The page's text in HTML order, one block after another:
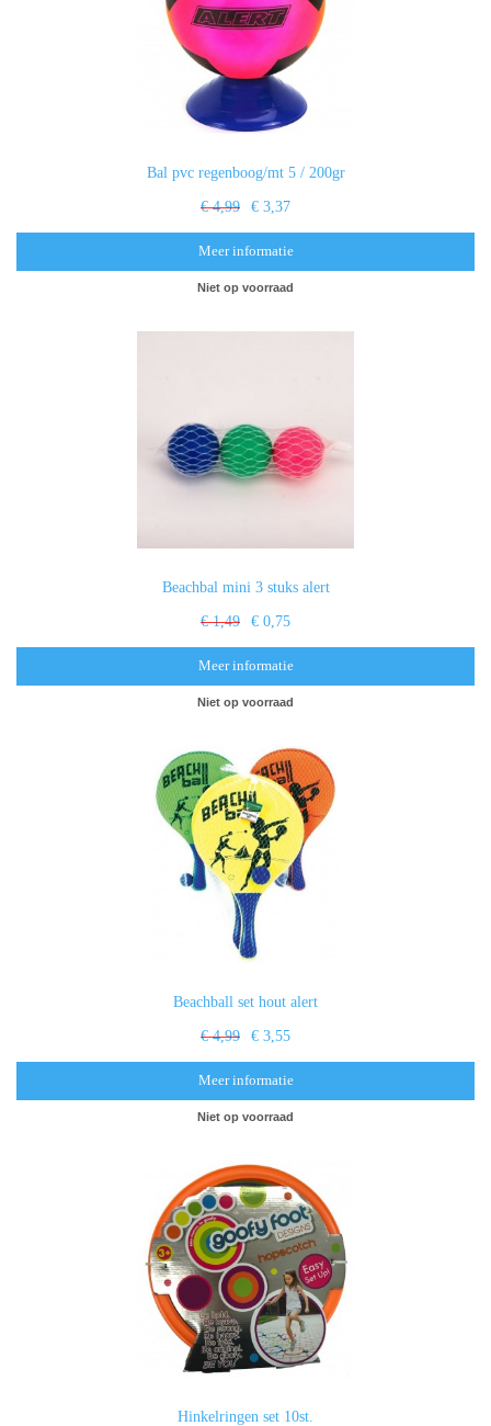
Bal pvc regenboog/mt 5 / 200gr
€ 4,99 € 3,37
Meer informatie
Niet op voorraad
Beachbal mini 3 stuks alert
€ 1,49 € 0,75
Meer informatie
Niet op voorraad
Beachball set hout alert
€ 4,99 € 3,55
Meer informatie
Niet op voorraad
Hinkelringen set 10st.